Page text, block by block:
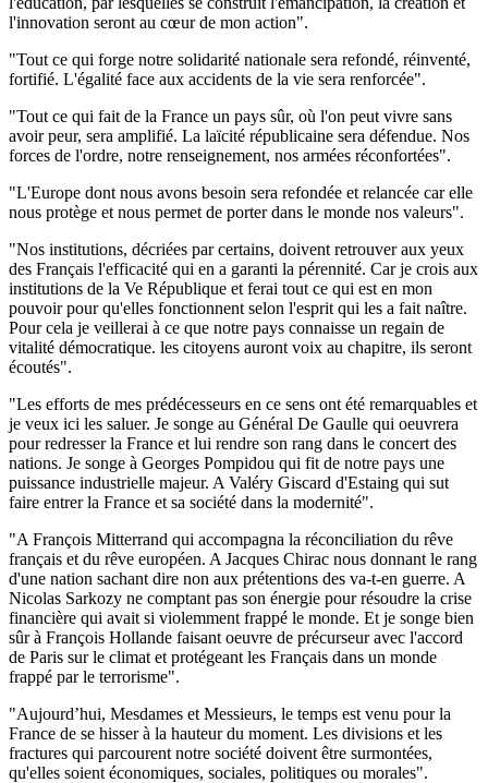
l'innovation seront au cœur de mon action".
"Tout ce qui forge notre solidarité nationale sera refondé, réinventé,
fortifié. L'égalité face aux accidents de la vie sera renforcée".
"Tout ce qui fait de la France un pays sûr, où l'on peut vivre sans
avoir peur, sera amplifié. La laïcité républicaine sera défendue. Nos
forces de l'ordre, notre renseignement, nos armées réconfortées".
"L'Europe dont nous avons besoin sera refondée et relancée car elle
nous protège et nous permet de porter dans le monde nos valeurs".
"Nos institutions, décriées par certains, doivent retrouver aux yeux
des Français l'efficacité qui en a garanti la pérennité. Car je crois aux
institutions de la Ve République et ferai tout ce qui est en mon
pouvoir pour qu'elles fonctionnent selon l'esprit qui les a fait naître.
Pour cela je veillerai à ce que notre pays connaisse un regain de
vitalité démocratique. les citoyens auront voix au chapitre, ils seront
écoutés".
"Les efforts de mes prédécesseurs en ce sens ont été remarquables et
je veux ici les saluer. Je songe au Général De Gaulle qui oeuvrera
pour redresser la France et lui rendre son rang dans le concert des
nations. Je songe à Georges Pompidou qui fit de notre pays une
puissance industrielle majeur. A Valéry Giscard d'Estaing qui sut
faire entrer la France et sa société dans la modernité".
"A François Mitterrand qui accompagna la réconciliation du rêve
français et du rêve européen. A Jacques Chirac nous donnant le rang
d'une nation sachant dire non aux prétentions des va-t-en guerre. A
Nicolas Sarkozy ne comptant pas son énergie pour résoudre la crise
financière qui avait si violemment frappé le monde. Et je songe bien
sûr à François Hollande faisant oeuvre de précurseur avec l'accord
de Paris sur le climat et protégeant les Français dans un monde
frappé par le terrorisme".
"Aujourd’hui, Mesdames et Messieurs, le temps est venu pour la
France de se hisser à la hauteur du moment. Les divisions et les
fractures qui parcourent notre société doivent être surmontées,
qu'elles soient économiques, sociales, politiques ou morales".